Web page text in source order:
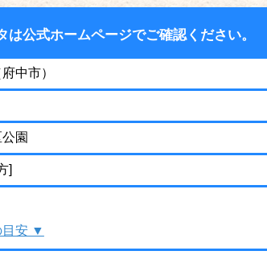
公式ホームページでご確認ください。
中市）
園
]
目安 ▼